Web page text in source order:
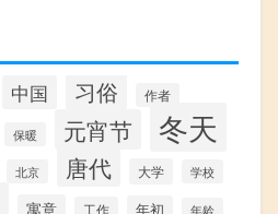
中国 习俗 作者
保暖 元宵节 冬天
北京 唐代 大学 学校
寓意 工作 年初 年龄